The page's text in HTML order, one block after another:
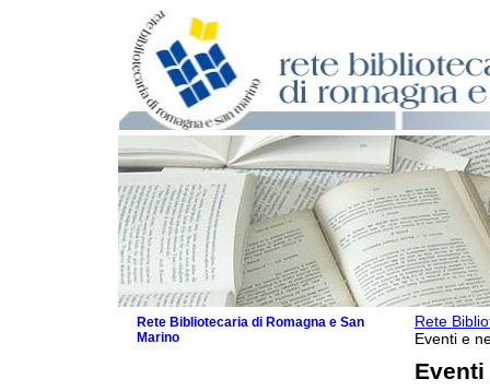
Rete
Eventi e
Eventi
Rete Bibliotecaria di Romagna e San
Marino